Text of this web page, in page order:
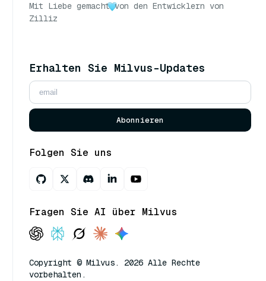
Mit Liebe gemacht von den Entwicklern von
Zilliz
Erhalten Sie Milvus-Updates
Abonnieren
Folgen Sie uns
Fragen Sie AI über Milvus
Copyright © Milvus. 2026 Alle Rechte
vorbehalten.